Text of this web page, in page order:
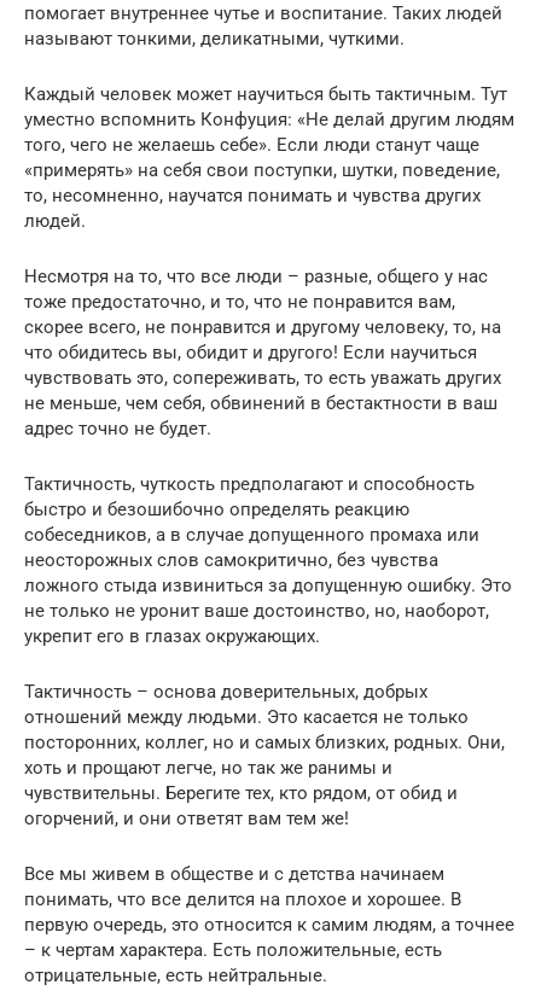
помогает внутреннее чутье и воспитание. Таких людей
называют тонкими, деликатными, чуткими.
Каждый человек может научиться быть тактичным. Тут
уместно вспомнить Конфуция: «Не делай другим людям
того, чего не желаешь себе». Если люди станут чаще
«примерять» на себя свои поступки, шутки, поведение,
то, несомненно, научатся понимать и чувства других
людей.
Несмотря на то, что все люди – разные, общего у нас
тоже предостаточно, и то, что не понравится вам,
скорее всего, не понравится и другому человеку, то, на
что обидитесь вы, обидит и другого! Если научиться
чувствовать это, сопереживать, то есть уважать других
не меньше, чем себя, обвинений в бестактности в ваш
адрес точно не будет.
Тактичность, чуткость предполагают и способность
быстро и безошибочно определять реакцию
собеседников, а в случае допущенного промаха или
неосторожных слов самокритично, без чувства
ложного стыда извиниться за допущенную ошибку. Это
не только не уронит ваше достоинство, но, наоборот,
укрепит его в глазах окружающих.
Тактичность – основа доверительных, добрых
отношений между людьми. Это касается не только
посторонних, коллег, но и самых близких, родных. Они,
хоть и прощают легче, но так же ранимы и
чувствительны. Берегите тех, кто рядом, от обид и
огорчений, и они ответят вам тем же!
Все мы живем в обществе и с детства начинаем
понимать, что все делится на плохое и хорошее. В
первую очередь, это относится к самим людям, а точнее
– к чертам характера. Есть положительные, есть
отрицательные, есть нейтральные.